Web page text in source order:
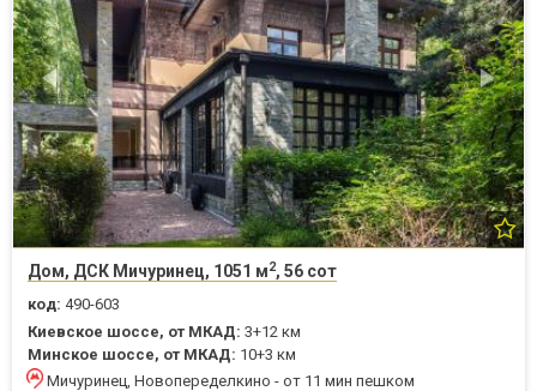
Дом, ДСК Мичуринец, 1051 м2, 56 сот
код: 490-603
Киевское шоссе, от МКАД: 3+12 км
Минское шоссе, от МКАД: 10+3 км
Мичуринец, Новопеределкино - от 11 мин пешком